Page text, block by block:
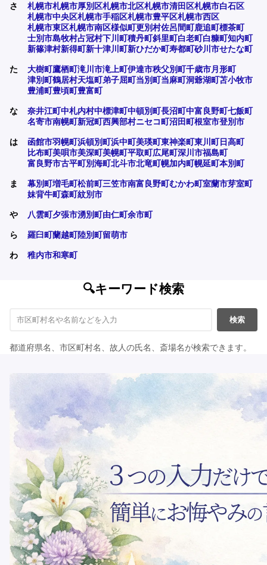
さ 札幌市札幌市厚別区札幌市北区札幌市清田区札幌市白石区
札幌市中央区札幌市手稲区札幌市豊平区札幌市西区
札幌市東区札幌市南区様似町更別村佐呂間町鹿追町標茶町
士別市島牧村占冠村下川町積丹町斜里町白老町白糠町知内町
新篠津村新得町新十津川町新ひだか町寿都町砂川市せたな町
た 大樹町鷹栖町滝川市滝上町伊達市秩父別町千歳市月形町
津別町鶴居村天塩町弟子屈町当別町当麻町洞爺湖町苫小牧市
豊浦町豊頃町豊富町
な 奈井江町中札内村中標津町中頓別町長沼町中富良野町七飯町
名寄市南幌町新冠町西興部村ニセコ町沼田町根室市登別市
は 函館市羽幌町浜頓別町浜中町美瑛町東神楽町東川町日高町
比布町美唄市美深町美幌町平取町広尾町深川市福島町
富良野市古平町別海町北斗市北竜町幌加内町幌延町本別町
ま 幕別町増毛町松前町三笠市南富良野町むかわ町室蘭市芽室町
妹背牛町森町紋別市
や 八雲町夕張市湧別町由仁町余市町
ら 羅臼町蘭越町陸別町留萌市
わ 稚内市和寒町
🔍キーワード検索
検索
都道府県名、市区町村名、故人の氏名、斎場名が検索できます。